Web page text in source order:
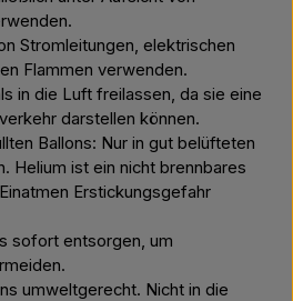
Stromleitungen, elektrischen
Flammen verwenden.
in die Luft freilassen, da sie eine
darstellen können.
Ballons: Nur in gut belüfteten
Helium ist ein nicht brennbares
Erstickungsgefahr
sofort entsorgen, um
umweltgerecht. Nicht in die